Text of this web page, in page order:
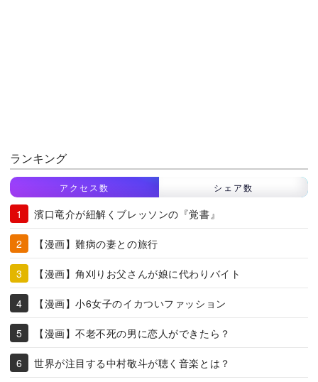
ランキング
アクセス数 シェア数
濱口竜介が紐解くブレッソンの『覚書』
【漫画】難病の妻との旅行
【漫画】角刈りお父さんが娘に代わりバイト
【漫画】小6女子のイカついファッション
【漫画】不老不死の男に恋人ができたら？
世界が注目する中村敬斗が聴く音楽とは？